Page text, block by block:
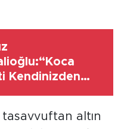
Kendinizden
Korkuyor?''